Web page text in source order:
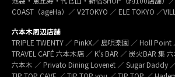
COAST（ageHa）／ V2TOKYO ／ ELE TOKYO ／
六本木周辺店舗
TRIPLE TWENTY ／ PinkX／ 島唄楽園 ／ Holl
TRAVEL CAFÉ 六本木店 ／ K’s BAR ／ 炭火BAR 集
六本木 ／ Privato Dining Lovenet ／ Sugar Daddy